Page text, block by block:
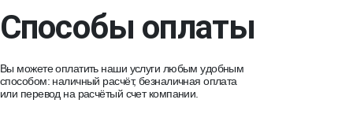
Способы оплаты
Вы можете оплатить наши услуги любым удобным
способом: наличный расчёт, безналичная оплата
или перевод на расчётый счет компании.